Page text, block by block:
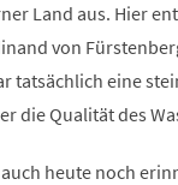
Land aus. Hier
von
tatsächlich eine
die Qualität des
heute noch